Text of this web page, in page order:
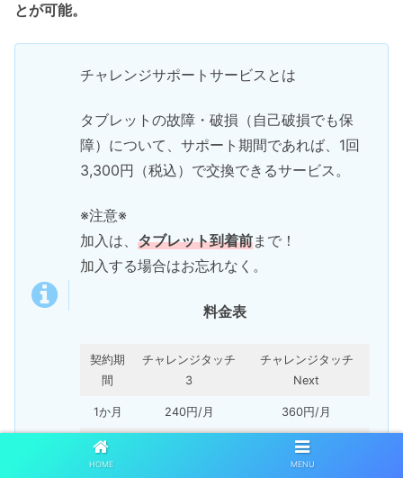
とが可能。
チャレンジサポートサービスとは
タブレットの故障・破損（自己破損でも保
障）について、サポート期間であれば、1回
3,300円（税込）で交換できるサービス。
※注意※
加入は、 タブレット到着前まで！
加入する場合はお忘れなく。
料金表
契約期
間
チャレンジタッチ
3
チャレンジタッチ
Next
1か月 240円/月 360円/月
6か月 325円/月
HOME MENU